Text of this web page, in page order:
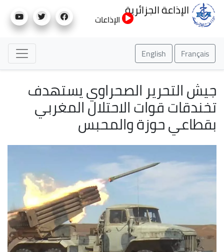
إلى
الإذاعة الجزائرية
الإذاعات
Français
English
جيش التحرير الصحراوي يستهدف
تخندقات قوات الاحتلال المغربي
بقطاعي حوزة والمحبس